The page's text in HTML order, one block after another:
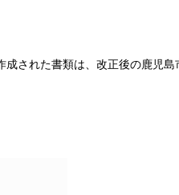
された書類は、改正後の鹿児